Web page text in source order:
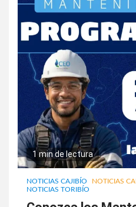
1 min de lectura
NOTICIAS CAJIBÍO NOTICIAS
NOTICIAS TORIBÍO